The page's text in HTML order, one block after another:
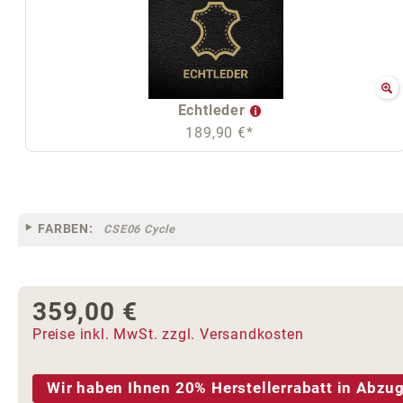
Echtleder
189,90 €*
FARBEN: CSE06 Cycle
Regulärer Preis:
359,00 €
Preise inkl. MwSt. zzgl. Versandkosten
Wir haben Ihnen 20% Herstellerrabatt in